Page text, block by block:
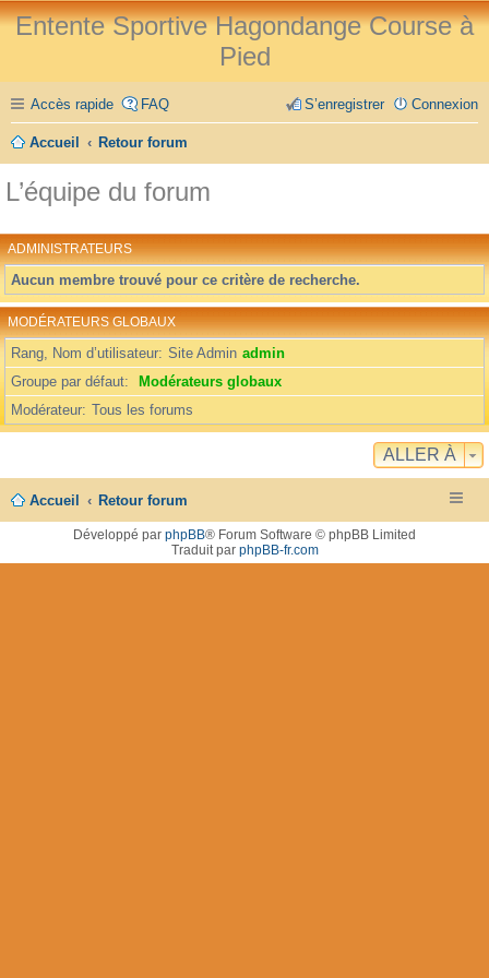
Entente Sportive Hagondange Course à
Pied
Accès rapide FAQ Connexion
S’enregistrer
Accueil Retour forum
L’équipe du forum
ADMINISTRATEURS
Aucun membre trouvé pour ce critère de recherche.
MODÉRATEURS GLOBAUX
Rang, Nom d’utilisateur Site Admin admin
Groupe par défaut
Modérateurs globaux
Modérateur Tous les forums
ALLER À
Accueil Retour forum
Développé par phpBB® Forum Software © phpBB Limited
Traduit par phpBB-fr.com